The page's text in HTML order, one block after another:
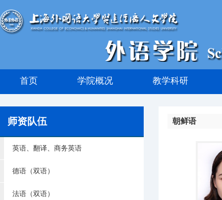
首页 学院概况 教学科研
师资队伍
英语、翻译、商务英语
德语（双语）
法语（双语）
朝鲜语